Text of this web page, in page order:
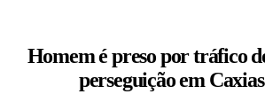
Homem é preso por tráfico
perseguição em